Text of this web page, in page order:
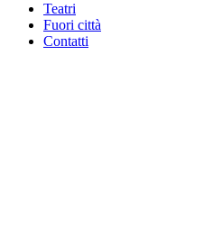
Teatri
Fuori città
Contatti